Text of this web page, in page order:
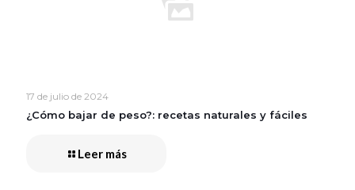
17 de julio de 2024
¿Cómo bajar de peso?: recetas naturales y fáciles
Leer más